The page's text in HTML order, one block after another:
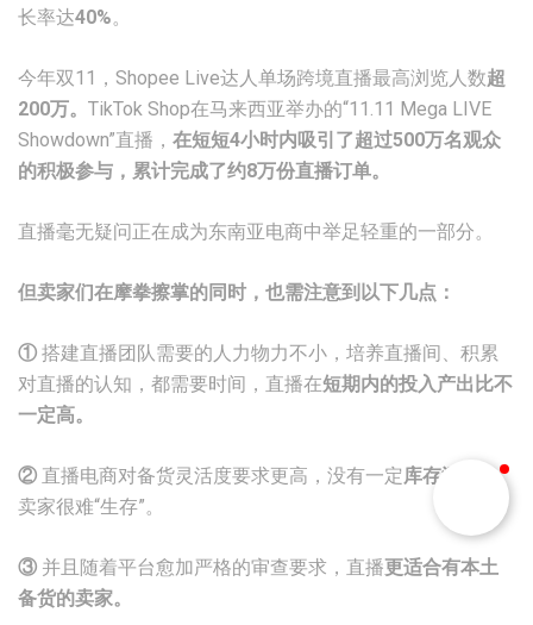
长率达40%。
今年双11，Shopee Live达人单场跨境直播最高浏览人数超
200万。 TikTok Shop在马来西亚举办的“11.11 Mega LIVE
Showdown”直播， 在短短4小时内吸引了超过500万名观众
的积极参与，累计完成了约8万份直播订单。
直播毫无疑问正在成为东南亚电商中举足轻重的一部分。
但卖家们在摩拳擦掌的同时，也需注意到以下几点：
① 搭建直播团队需要的人力物力不小，培养直播间、积累
对直播的认知，都需要时间，直播在短期内的投入产出比不
一定高。
② 直播电商对备货灵活度要求更高，没有一定库存深度
的
卖家很难“生存”。
③ 并且随着平台愈加严格的审查要求，直播更适合有本土
备货的卖家。